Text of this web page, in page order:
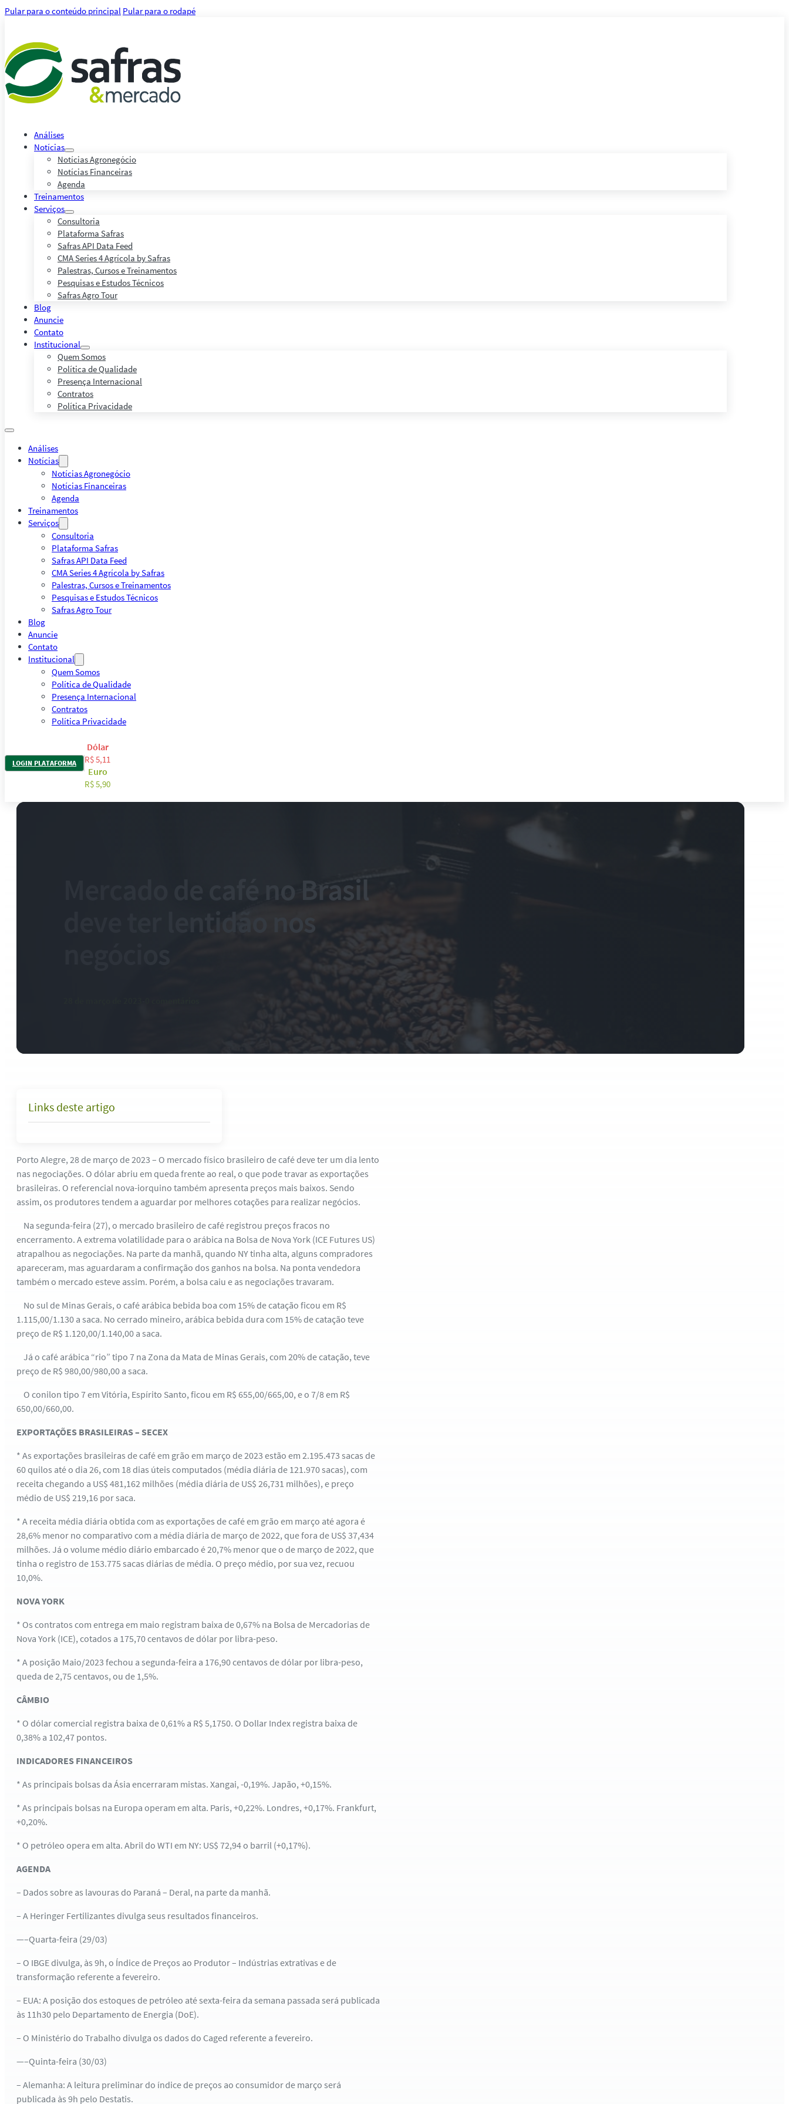
Pular para o conteúdo principal Pular para o rodapé
Análises
Notícias
Notícias Agronegócio
Notícias Financeiras
Agenda
Treinamentos
Serviços
Consultoria
Plataforma Safras
Safras API Data Feed
CMA Series 4 Agrícola by Safras
Palestras, Cursos e Treinamentos
Pesquisas e Estudos Técnicos
Safras Agro Tour
Blog
Anuncie
Contato
Institucional
Quem Somos
Política de Qualidade
Presença Internacional
Contratos
Política Privacidade
Análises
Notícias
Notícias Agronegócio
Notícias Financeiras
Agenda
Treinamentos
Serviços
Consultoria
Plataforma Safras
Safras API Data Feed
CMA Series 4 Agrícola by Safras
Palestras, Cursos e Treinamentos
Pesquisas e Estudos Técnicos
Safras Agro Tour
Blog
Anuncie
Contato
Institucional
Quem Somos
Política de Qualidade
Presença Internacional
Contratos
Política Privacidade
LOGIN PLATAFORMA
Dólar
R$ 5,11
Euro
R$ 5,90
Mercado de café no Brasil
deve ter lentidão nos
Links deste artigo
Porto Alegre, 28 de março de 2023 – O mercado físico brasileiro de café deve ter um dia lento
nas negociações. O dólar abriu em queda frente ao real, o que pode travar as exportações
brasileiras. O referencial nova-iorquino também apresenta preços mais baixos. Sendo
assim, os produtores tendem a aguardar por melhores cotações para realizar negócios.
Na segunda-feira (27), o mercado brasileiro de café registrou preços fracos no
encerramento. A extrema volatilidade para o arábica na Bolsa de Nova York (ICE Futures US)
atrapalhou as negociações. Na parte da manhã, quando NY tinha alta, alguns compradores
apareceram, mas aguardaram a confirmação dos ganhos na bolsa. Na ponta vendedora
também o mercado esteve assim. Porém, a bolsa caiu e as negociações travaram.
No sul de Minas Gerais, o café arábica bebida boa com 15% de catação ficou em R$
1.115,00/1.130 a saca. No cerrado mineiro, arábica bebida dura com 15% de catação teve
preço de R$ 1.120,00/1.140,00 a saca.
Já o café arábica “rio” tipo 7 na Zona da Mata de Minas Gerais, com 20% de catação, teve
preço de R$ 980,00/980,00 a saca.
O conilon tipo 7 em Vitória, Espírito Santo, ficou em R$ 655,00/665,00, e o 7/8 em R$
650,00/660,00.
EXPORTAÇÕES BRASILEIRAS – SECEX
* As exportações brasileiras de café em grão em março de 2023 estão em 2.195.473 sacas de
60 quilos até o dia 26, com 18 dias úteis computados (média diária de 121.970 sacas), com
receita chegando a US$ 481,162 milhões (média diária de US$ 26,731 milhões), e preço
médio de US$ 219,16 por saca.
* A receita média diária obtida com as exportações de café em grão em março até agora é
28,6% menor no comparativo com a média diária de março de 2022, que fora de US$ 37,434
milhões. Já o volume médio diário embarcado é 20,7% menor que o de março de 2022, que
tinha o registro de 153.775 sacas diárias de média. O preço médio, por sua vez, recuou
10,0%.
NOVA YORK
* Os contratos com entrega em maio registram baixa de 0,67% na Bolsa de Mercadorias de
Nova York (ICE), cotados a 175,70 centavos de dólar por libra-peso.
* A posição Maio/2023 fechou a segunda-feira a 176,90 centavos de dólar por libra-peso,
queda de 2,75 centavos, ou de 1,5%.
CÂMBIO
* O dólar comercial registra baixa de 0,61% a R$ 5,1750. O Dollar Index registra baixa de
0,38% a 102,47 pontos.
INDICADORES FINANCEIROS
* As principais bolsas da Ásia encerraram mistas. Xangai, -0,19%. Japão, +0,15%.
* As principais bolsas na Europa operam em alta. Paris, +0,22%. Londres, +0,17%. Frankfurt,
+0,20%.
* O petróleo opera em alta. Abril do WTI em NY: US$ 72,94 o barril (+0,17%).
AGENDA
– Dados sobre as lavouras do Paraná – Deral, na parte da manhã.
– A Heringer Fertilizantes divulga seus resultados financeiros.
—–Quarta-feira (29/03)
– O IBGE divulga, às 9h, o Índice de Preços ao Produtor – Indústrias extrativas e de
transformação referente a fevereiro.
– EUA: A posição dos estoques de petróleo até sexta-feira da semana passada será publicada
às 11h30 pelo Departamento de Energia (DoE).
– O Ministério do Trabalho divulga os dados do Caged referente a fevereiro.
—–Quinta-feira (30/03)
– Alemanha: A leitura preliminar do índice de preços ao consumidor de março será
publicada às 9h pelo Destatis.